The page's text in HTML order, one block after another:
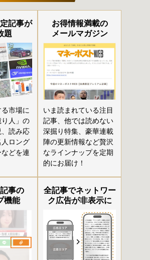
記事が
題
市場に
人」の
読み応
人ロング
どを連
お得情報満載の
メールマガジン
いま読まれている注目
記事、他では読めない
深掘り特集、豪華連載
陣の更新情報など贅沢
なラインナップを定期
的にお届け！
事の
機能
全記事でネットワー
ク広告が非表示に